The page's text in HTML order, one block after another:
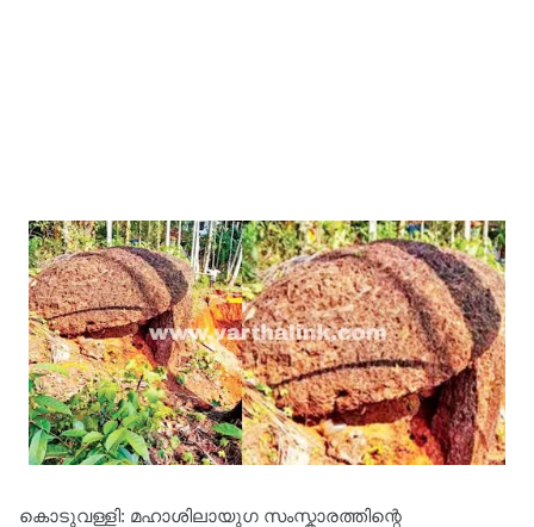
കൊടുവള്ളി: മഹാശിലായുഗ സംസ്കാരത്തിന്റെ